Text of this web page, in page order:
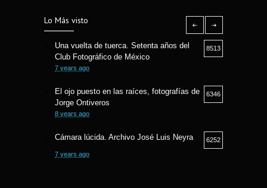
Lo Más visto
Una vuelta de tuerca. Setenta años del
Club Fotográfico de México
8513
7 years ago
El ojo puesto en las raíces, fotografías de
Jorge Ontiveros
6346
8 years ago
Cámara lúcida. Archivo José Luis Neyra
6252
7 years ago